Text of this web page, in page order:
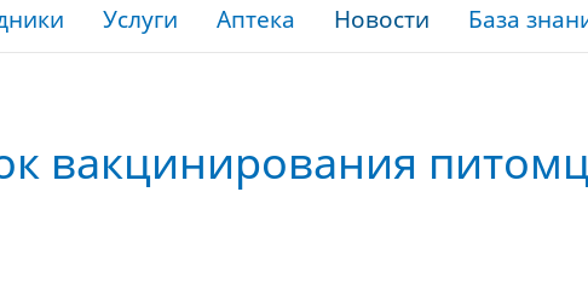
Услуги Аптека Новости База
вакцинирования